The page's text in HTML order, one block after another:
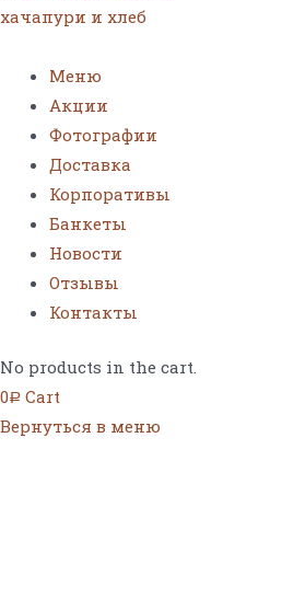
хачапури и хлеб
Меню
Акции
Фотографии
Доставка
Корпоративы
Банкеты
Новости
Отзывы
Контакты
No products in the cart.
0Р Cart
Вернуться в меню